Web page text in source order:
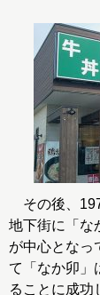
その後、
地下街に「な
が中心となっ
て「なか卯」
ることに成功